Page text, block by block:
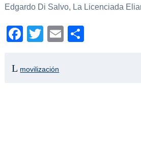
Edgardo Di Salvo, La Licenciada
Facebook
TwitterEmail
movilización